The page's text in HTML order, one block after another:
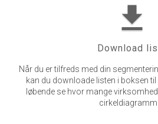
get_app
Download
Når du er tilfreds med din
kan du downloade listen i boksen til
løbende se hvor mange